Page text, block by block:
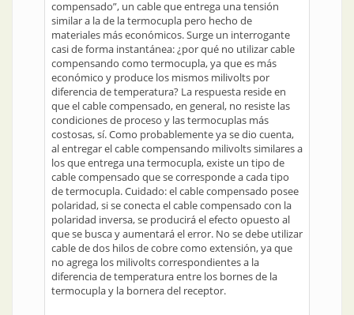
compensado”, un cable que entrega una tensión
similar a la de la termocupla pero hecho de
materiales más económicos. Surge un interrogante
casi de forma instantánea: ¿por qué no utilizar cable
compensando como termocupla, ya que es más
económico y produce los mismos milivolts por
diferencia de temperatura? La respuesta reside en
que el cable compensado, en general, no resiste las
condiciones de proceso y las termocuplas más
costosas, sí. Como probablemente ya se dio cuenta,
al entregar el cable compensando milivolts similares a
los que entrega una termocupla, existe un tipo de
cable compensado que se corresponde a cada tipo
de termocupla. Cuidado: el cable compensado posee
polaridad, si se conecta el cable compensado con la
polaridad inversa, se producirá el efecto opuesto al
que se busca y aumentará el error. No se debe utilizar
cable de dos hilos de cobre como extensión, ya que
no agrega los milivolts correspondientes a la
diferencia de temperatura entre los bornes de la
termocupla y la bornera del receptor.